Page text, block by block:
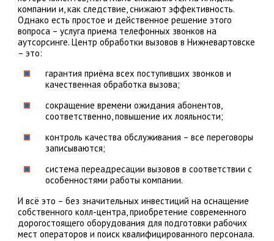
компании и, как следствие, снижают эффективность.
Однако есть простое и действенное решение этого
вопроса – услуга приема телефонных звонков на
аутсорсинге. Центр обработки вызовов в Нижневартовске
– это:
гарантия приёма всех поступивших звонков и
качественная обработка вызова;
сокращение времени ожидания абонентов,
соответственно, повышение их лояльности;
контроль качества обслуживания – все переговоры
записываются;
система переадресации вызовов в соответствии с
особенностями работы компании.
И всё это – без значительных инвестиций на оснащение
собственного колл-центра, приобретение современного
дорогостоящего оборудования для подготовки рабочих
мест операторов и поиск квалифицированного персонала.